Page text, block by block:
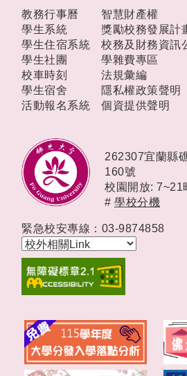
教務行事曆
學生系統
學生住宿系統
學生社團
校車時刻
學生宿舍
活動報名系統
智慧財產權
獎勵校務發展計
校務及財務資訊
學雜費專區
法規彙編
隱私權政策聲明
個資提供聲明
262307宜蘭縣
160號
校園開放: 7~21
# 學校分機
緊急校安專線：03-9874858